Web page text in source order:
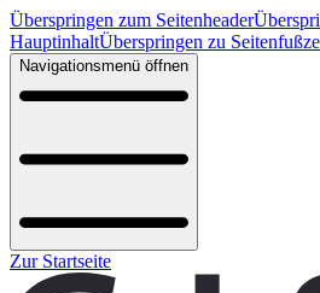
Überspringen zum Seitenheader
HauptinhaltÜberspringen zu
Navigationsmenü öffnen
Zur Startseite